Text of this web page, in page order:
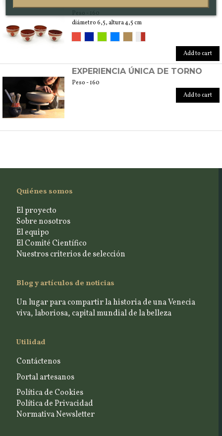
diámetro 6,5, altura 4,5 cm
Add to cart
EXPERIENCIA ÚNICA DE TORNO
Peso - 160
Add to cart
Quiénes somos
El proyecto
Sobre nosotros
El equipo
El Comité Científico
Nuestros criterios de selección
Blog y artículos de noticias
Un lugar para compartir la historia de una Venecia
viva, laboriosa, capital mundial de la belleza
Utilidad
Contáctenos
Portal artesanos
Política de Cookies
Política de Privacidad
Normativa Newsletter